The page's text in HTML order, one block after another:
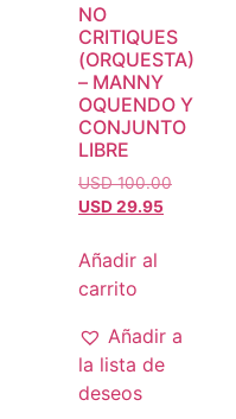
NO
CRITIQUES
(ORQUESTA)
– MANNY
OQUENDO Y
CONJUNTO
LIBRE
USD 100.00
USD 29.95
Añadir al
carrito
Añadir a
la lista de
deseos